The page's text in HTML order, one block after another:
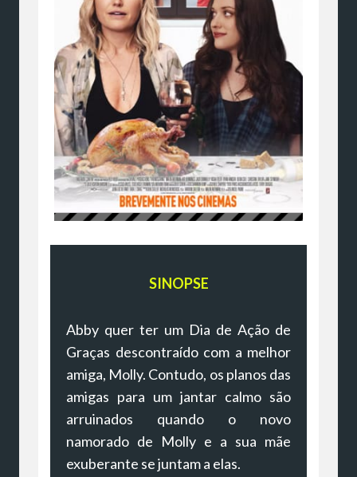
SINOPSE
Abby quer ter um Dia de Ação de
Graças descontraído com a melhor
amiga, Molly. Contudo, os planos das
amigas para um jantar calmo são
arruinados quando o novo
namorado de Molly e a sua mãe
exuberante se juntam a elas.